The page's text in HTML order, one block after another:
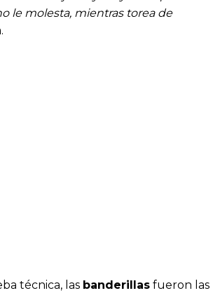
le molesta, mientras torea de
técnica, las banderillas fueron las